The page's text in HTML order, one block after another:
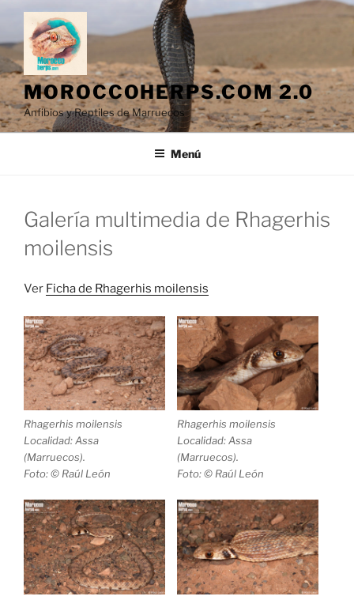
Saltar
contenido
MOROCCOHERPS.COM 2.0
Anfibios y Reptiles de Marruecos
Menú
Galería multimedia de Rhagerhis
moilensis
Ver Ficha de Rhagerhis moilensis
Rhagerhis moilensis
Localidad: Assa
(Marruecos).
Foto: © Raúl León
Rhagerhis moilensis
Localidad: Assa
(Marruecos).
Foto: © Raúl León